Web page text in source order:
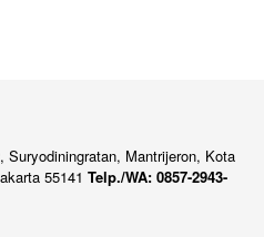
Suryodiningratan, Mantrijeron, Kota
55141 Telp./WA: 0857-2943-